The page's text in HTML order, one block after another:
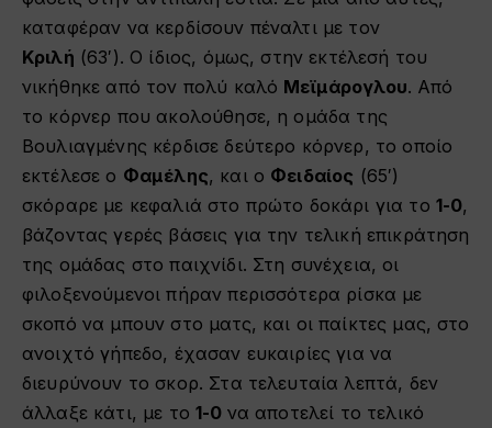
καταφέραν να κερδίσουν πέναλτι με τον
Κριλή (63′). Ο ίδιος, όμως, στην εκτέλεσή του
νικήθηκε από τον πολύ καλό Μεϊμάρογλου. Από
το κόρνερ που ακολούθησε, η ομάδα της
Βουλιαγμένης κέρδισε δεύτερο κόρνερ, το οποίο
εκτέλεσε ο Φαμέλης, και ο Φειδαίος (65′)
σκόραρε με κεφαλιά στο πρώτο δοκάρι για το 1-0,
βάζοντας γερές βάσεις για την τελική επικράτηση
της ομάδας στο παιχνίδι. Στη συνέχεια, οι
φιλοξενούμενοι πήραν περισσότερα ρίσκα με
σκοπό να μπουν στο ματς, και οι παίκτες μας, στο
ανοιχτό γήπεδο, έχασαν ευκαιρίες για να
διευρύνουν το σκορ. Στα τελευταία λεπτά, δεν
άλλαξε κάτι, με το1-0 να αποτελεί το τελικό